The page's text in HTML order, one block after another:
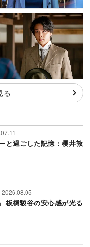
る
と過ごした記憶：櫻井敦
2026.08.05
板橋駿谷の安心感が光る